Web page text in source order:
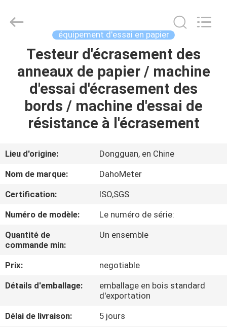
MAISON
PRODUITS
SUJET
DE
NOUS
VISITE
D'USINE
CONTRÔLE
DE
Fournisseur.
Copyright
Guangdong Hongtuo Instrument Technology Co.,Ltd.
équipement d'essai en papier
Testeur d'écrasement des
anneaux de papier / machine
d'essai d'écrasement des
bords / machine d'essai de
résistance à l'écrasement
Lieu d'origine:
Dongguan, en Chine
Nom de marque:
DahoMeter
Certification:
ISO,SGS
Numéro de modèle:
Le numéro de série:
Quantité de
commande min:
Un ensemble
Prix:
negotiable
Détails d'emballage:
emballage en bois standard
d'exportation
Délai de livraison:
5 jours